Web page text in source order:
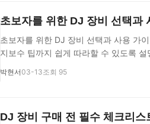
초보자를 위한 DJ 장비 선택과
초보자를 위한 DJ 장비 선택과 사용 가
지보수 팁까지 쉽게 따라할 수 있도록 설
박현서03-13조회 95
DJ 장비 구매 전 필수 체크리스